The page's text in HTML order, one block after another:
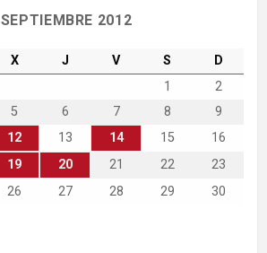
SEPTIEMBRE 2012
X J V S
D
1
2
5 6 7 8
9
12 13 14 15
16
19 20 21 22
23
26 27 28 29 30